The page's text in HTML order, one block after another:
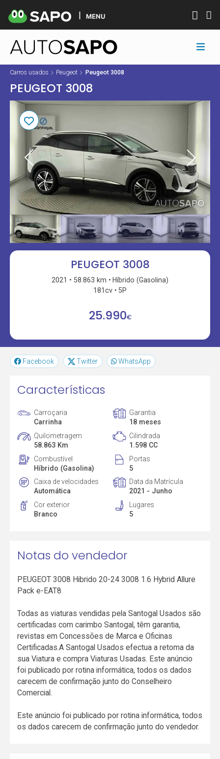
MENU
Carros usados Peugeot Peugeot 3008
PEUGEOT 3008
PEUGEOT 3008
2021 58.863 km
Híbrido (Gasolina)
181cv
5P
25.990€
Facebook Twitter WhatsApp
Características
Carroçaria
Carrinha
Garantia
18 meses
Quilometragem
58.863 Km
Cilindrada
1.598 CC
Combustível
Híbrido (Gasolina)
Portas
5
Caixa de velocidades
Automática
Data da Matrícula
2021 - Junho
Cor exterior
Branco
Lugares
5
Notas do vendedor
PEUGEOT 3008 Hibrido 20-24 3008 1.6 Hybrid Allure
Pack e-EAT8
Todas as viaturas vendidas pela Santogal Usados são
certificadas com carimbo Santogal, têm garantia,
revistas em Concessões de Marca e Oficinas
Certificadas.A Santogal Usados efectua a retoma da
sua Viatura e compra Viaturas Usadas. Este anúncio
foi publicado por rotina informática, todos os dados
carecem de confirmação junto do Conselheiro
Comercial.
Este anúncio foi publicado por rotina informática, todos
os dados carecem de confirmação junto do vendedor.